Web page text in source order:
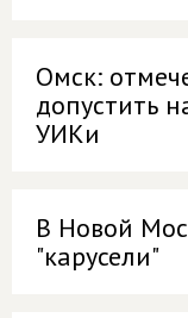
Омск:
допустить
УИКи
В Новой
"карусели"